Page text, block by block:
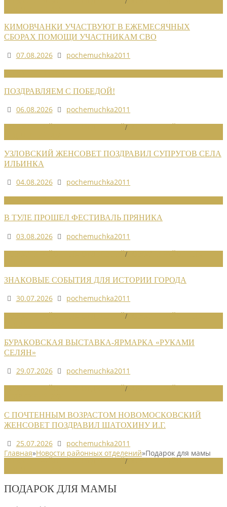
КИМОВЧАНКИ УЧАСТВУЮТ В ЕЖЕМЕСЯЧНЫХ
СБОРАХ ПОМОЩИ УЧАСТНИКАМ СВО
07.08.2026
pochemuchka2011
ПОЗДРАВЛЯЕМ С ПОБЕДОЙ!
06.08.2026
pochemuchka2011
/
УЗЛОВСКИЙ ЖЕНСОВЕТ ПОЗДРАВИЛ СУПРУГОВ СЕЛА
ИЛЬИНКА
04.08.2026
pochemuchka2011
В ТУЛЕ ПРОШЕЛ ФЕСТИВАЛЬ ПРЯНИКА
03.08.2026
pochemuchka2011
/
ЗНАКОВЫЕ СОБЫТИЯ ДЛЯ ИСТОРИИ ГОРОДА
30.07.2026
pochemuchka2011
/
БУРАКОВСКАЯ ВЫСТАВКА-ЯРМАРКА «РУКАМИ
СЕЛЯН»
29.07.2026
pochemuchka2011
/
С ПОЧТЕННЫМ ВОЗРАСТОМ НОВОМОСКОВСКИЙ
ЖЕНСОВЕТ ПОЗДРАВИЛ ШАТОХИНУ И.Г.
25.07.2026
pochemuchka2011
Главная»Новости районных отделений»Подарок для мамы
/
ПОДАРОК ДЛЯ МАМЫ